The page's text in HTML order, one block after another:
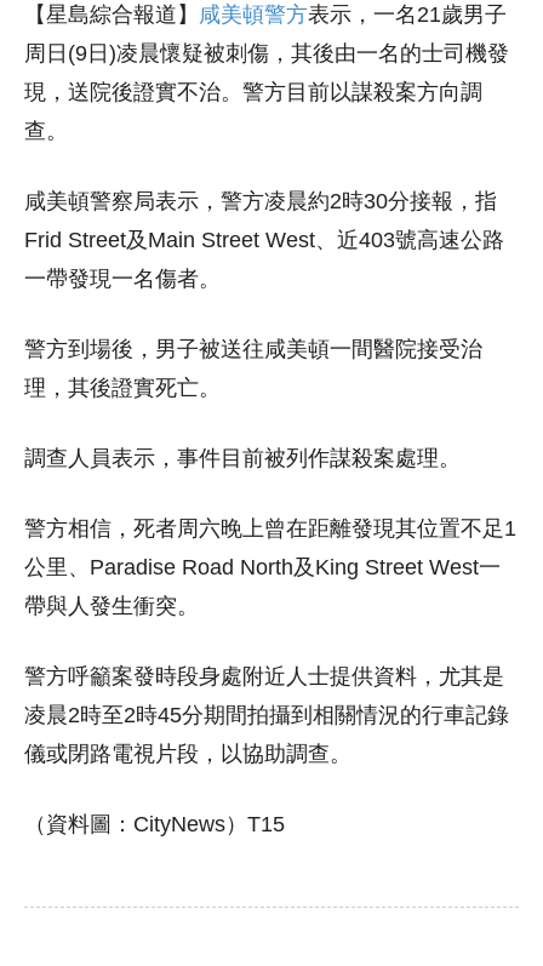
【星島綜合報道】 咸美頓警方表示，一名21歲男子
周日(9日)凌晨懷疑被刺傷，其後由一名的士司機發
現，送院後證實不治。警方目前以謀殺案方向調
查。
咸美頓警察局表示，警方凌晨約2時30分接報，指
Frid Street及Main Street West、近403號高速公路
一帶發現一名傷者。
警方到場後，男子被送往咸美頓一間醫院接受治
理，其後證實死亡。
調查人員表示，事件目前被列作謀殺案處理。
警方相信，死者周六晚上曾在距離發現其位置不足1
公里、Paradise Road North及King Street West一
帶與人發生衝突。
警方呼籲案發時段身處附近人士提供資料，尤其是
凌晨2時至2時45分期間拍攝到相關情況的行車記錄
儀或閉路電視片段，以協助調查。
（資料圖：CityNews）T15